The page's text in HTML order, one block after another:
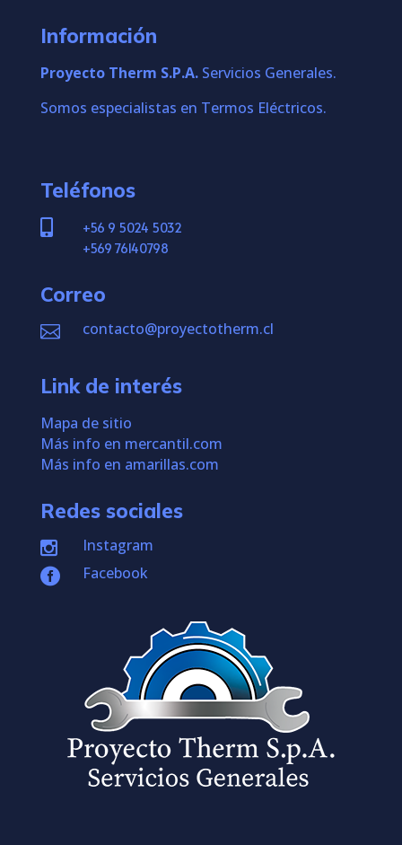
Información
Proyecto Therm S.P.A.Servicios Generales.
Somos especialistas en Termos Eléctricos.
Teléfonos

+56 9 5024 5032
+569 76140798
Correo
 contacto@proyectotherm.cl
Link de interés
Mapa de sitio
Más info en mercantil.com
Más info en amarillas.com
Redes sociales

Instagram

Facebook